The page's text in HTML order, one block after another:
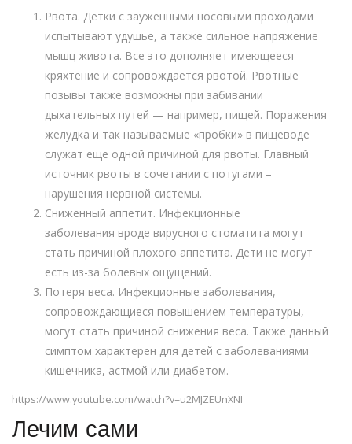
Рвота. Детки с зауженными носовыми проходами
испытывают удушье, а также сильное напряжение
мышц живота. Все это дополняет имеющееся
кряхтение и сопровождается рвотой. Рвотные
позывы также возможны при забивании
дыхательных путей — например, пищей. Поражения
желудка и так называемые «пробки» в пищеводе
служат еще одной причиной для рвоты. Главный
источник рвоты в сочетании с потугами –
нарушения нервной системы.
Сниженный аппетит. Инфекционные
заболевания вроде вирусного стоматита могут
стать причиной плохого аппетита. Дети не могут
есть из-за болевых ощущений.
Потеря веса. Инфекционные заболевания,
сопровождающиеся повышением температуры,
могут стать причиной снижения веса. Также данный
симптом характерен для детей с заболеваниями
кишечника, астмой или диабетом.
https://www.youtube.com/watch?v=u2MJZEUnXNI
Лечим сами